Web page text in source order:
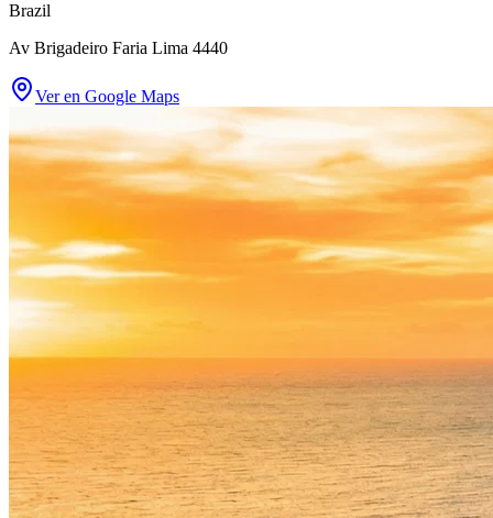
Brazil
Av Brigadeiro Faria Lima 4440
Ver en Google Maps